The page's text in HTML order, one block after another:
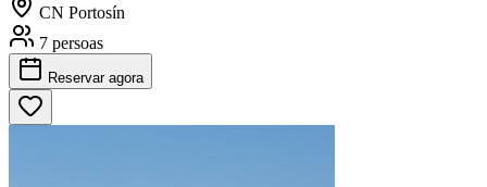
CN Portosín
7 persoas
Reservar agora